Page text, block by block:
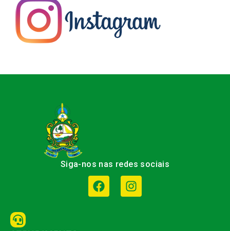
Siga-nos nas redes sociais